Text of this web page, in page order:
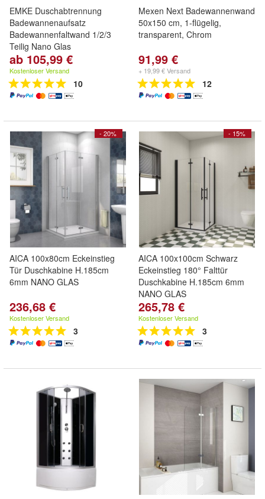
EMKE Duschabtrennung
Badewannenaufsatz
Badewannenfaltwand 1/2/3
Teilig Nano Glas
ab 105,99 €
Kostenloser Versand
10
Mexen Next Badewannenwand
50x150 cm, 1-flügelig,
transparent, Chrom
91,99 €
+ 19,99 € Versand
12
- 20%
AICA 100x80cm Eckeinstieg
Tür Duschkabine H.185cm
6mm NANO GLAS
236,68 €
Kostenloser Versand
3
- 15%
AICA 100x100cm Schwarz
Eckeinstieg 180° Falttür
Duschkabine H.185cm 6mm
NANO GLAS
265,78 €
Kostenloser Versand
3